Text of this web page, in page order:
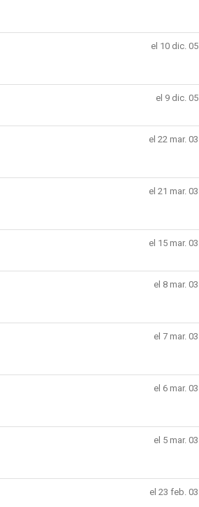
el 10 dic. 05
el 9 dic. 05
el 22 mar. 03
el 21 mar. 03
el 15 mar. 03
el 8 mar. 03
el 7 mar. 03
el 6 mar. 03
el 5 mar. 03
el 23 feb. 03